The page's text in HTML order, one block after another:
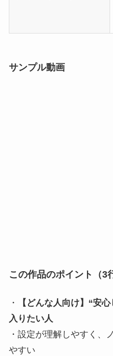
サンプル動画
この作品のポイント（3
・
【どんな人向け】“安
入りたい人
・設定が理解しやすく、
やすい